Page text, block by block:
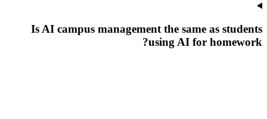
Is AI campus management the same as students
using AI for homework?